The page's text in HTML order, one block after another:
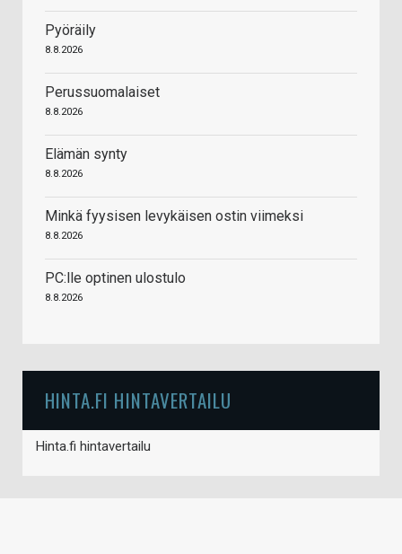
Pyöräily
8.8.2026
Perussuomalaiset
8.8.2026
Elämän synty
8.8.2026
Minkä fyysisen levykäisen ostin viimeksi
8.8.2026
PC:lle optinen ulostulo
8.8.2026
HINTA.FI HINTAVERTAILU
Hinta.fi hintavertailu